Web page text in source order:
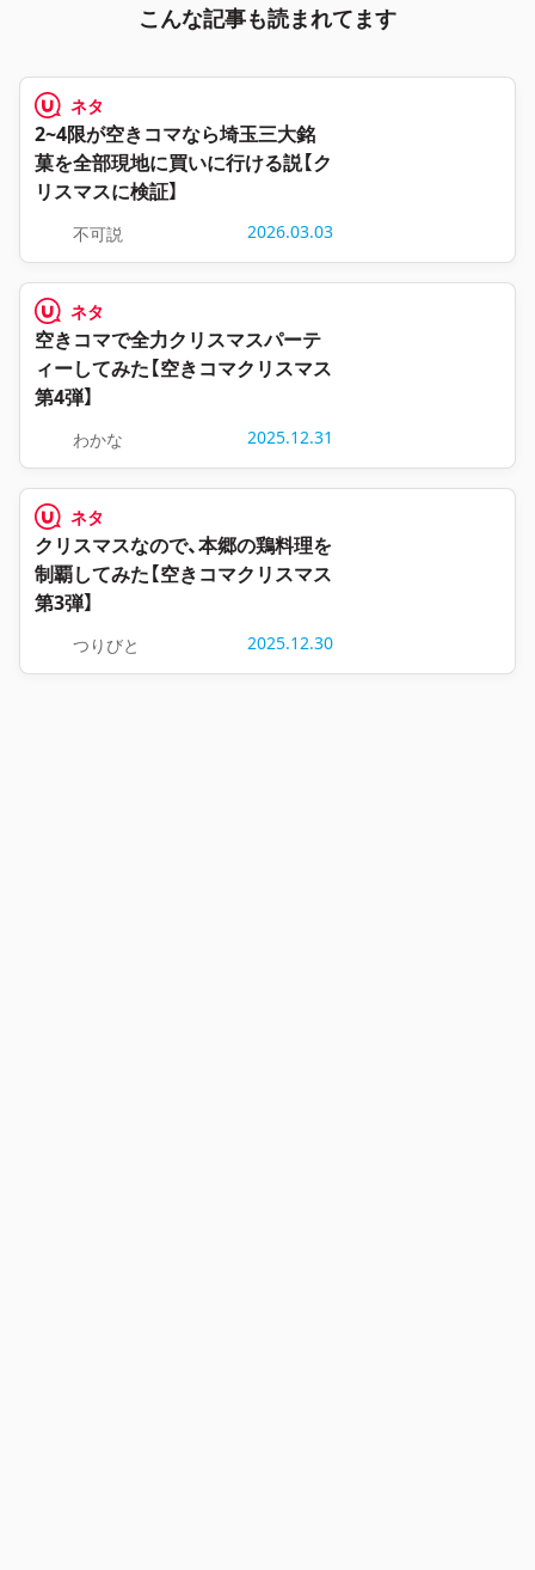
こんな記事も読まれてます
ネタ
2~4限が空きコマなら埼玉三大銘
菓を全部現地に買いに行ける説【ク
リスマスに検証】
不可説 2026.03.03
ネタ
空きコマで全力クリスマスパーテ
ィーしてみた【空きコマクリスマス
第4弾】
わかな 2025.12.31
ネタ
クリスマスなので、本郷の鶏料理を
制覇してみた【空きコマクリスマス
第3弾】
つりびと 2025.12.30